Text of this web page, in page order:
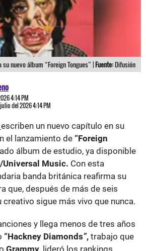
nuevo álbum “Foreign Tongues” |Fuente:Difusión
4:14 PM
del 2026 4:14 PM
escriben un nuevo capítulo en su
el lanzamiento de “Foreign
álbum de estudio, ya disponible
Universal Music. Con esta
banda británica reafirma su
que, después de más de seis
sigue más vivo que nunca.
y llega menos de tres años
“Hackney Diamonds”, trabajo que
Grammy, lideró los rankings